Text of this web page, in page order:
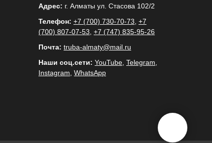
Адрес: г. Алматы ул. Стасова 102/2
Телефон: +7 (700) 730-70-73 +7
(700) 807-07-53 +7 (747) 835-95-26
Почта: truba-almaty@mail.ru
Наши соц.сети: YouTube Telegram
Instagram WhatsApp